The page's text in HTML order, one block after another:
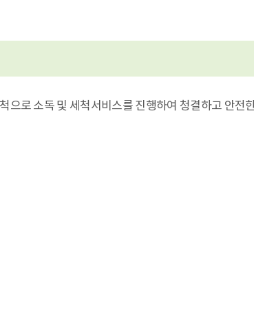
로 소독 및 세척서비스를 진행하여 청결하고 안전